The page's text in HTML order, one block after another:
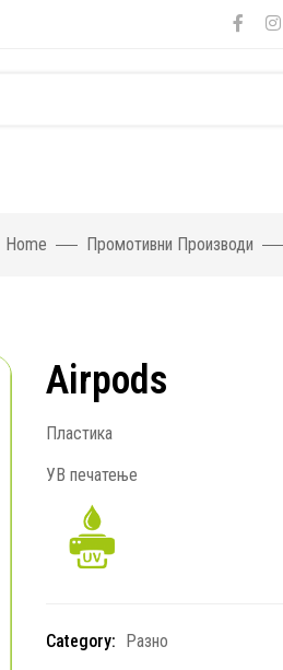
Home Промотивни Производи
Airpods
Пластика
УВ печатење
Category: Разно